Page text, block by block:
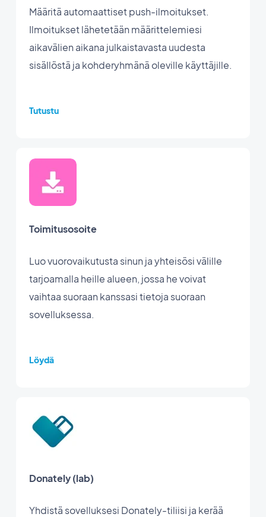
Määritä automaattiset push-ilmoitukset.
Ilmoitukset lähetetään määrittelemiesi
aikavälien aikana julkaistavasta uudesta
sisällöstä ja kohderyhmänä oleville käyttäjille.
Tutustu
Toimitusosoite
Luo vuorovaikutusta sinun ja yhteisösi välille
tarjoamalla heille alueen, jossa he voivat
vaihtaa suoraan kanssasi tietoja suoraan
sovelluksessa.
Löydä
Donately (lab)
Yhdistä sovelluksesi Donately-tiliisi ja kerää